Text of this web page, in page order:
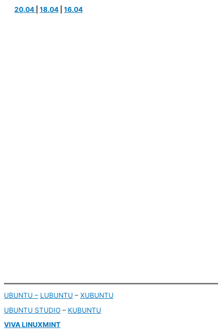
20.04 |18.04 |16.04
UBUNTU – LUBUNTU – XUBUNTU
UBUNTU STUDIO – KUBUNTU
VIVA LINUXMINT